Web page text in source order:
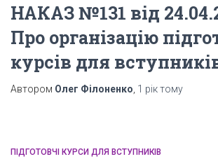
НАКАЗ №131 від
Про організацію
курсів для
Автором Олег Філоненко 1 ріктому
ПІДГОТОВЧІ КУРСИ ДЛЯ ВСТУПНИКІВ